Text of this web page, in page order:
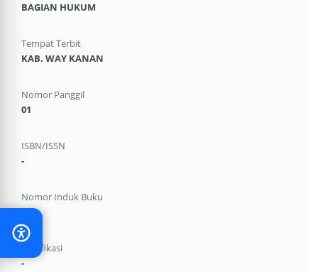
BAGIAN HUKUM
Tempat Terbit
KAB. WAY KANAN
Nomor Panggil
01
ISBN/ISSN
-
Nomor Induk Buku
-
Klasifikasi
-